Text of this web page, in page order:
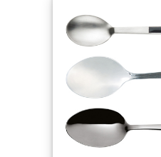
DISTRIBUTION DE REPAS
MARQUES
NOUVEAUTÉS